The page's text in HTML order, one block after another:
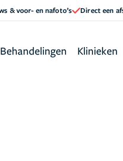
& voor- en nafoto’s Direct een
Behandelingen Klinieken